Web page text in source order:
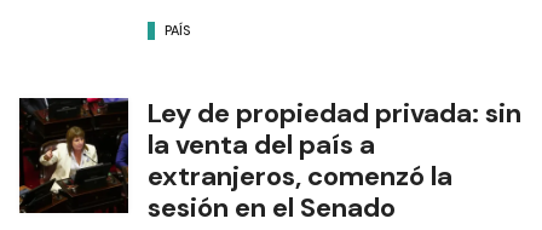
PAÍS
Ley de propiedad privada: sin
la venta del país a
extranjeros, comenzó la
sesión en el Senado